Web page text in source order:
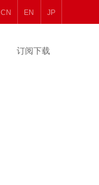
CN EN JP
订阅下载